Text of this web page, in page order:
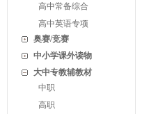
高中常备综合
高中英语专项
奥赛/竞赛
中小学课外读物
大中专教辅教材
中职
高职